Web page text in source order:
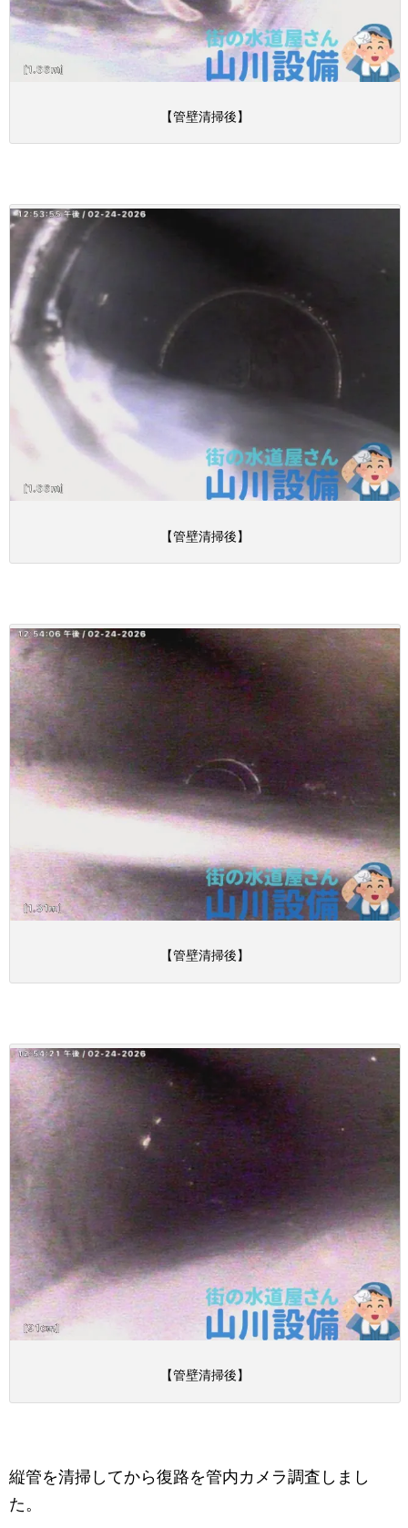
【管壁清掃後】
【管壁清掃後】
【管壁清掃後】
【管壁清掃後】
縦管を清掃してから復路を管内カメラ調査しまし
た。